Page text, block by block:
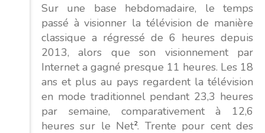
Sur une base hebdomadaire, le temps
passé à visionner la télévision de manière
classique a régressé de 6 heures depuis
2013, alors que son visionnement par
Internet a gagné presque 11 heures. Les 18
ans et plus au pays regardent la télévision
en mode traditionnel pendant 23,3 heures
par semaine, comparativement à 12,6
heures sur le Net2. Trente pour cent des